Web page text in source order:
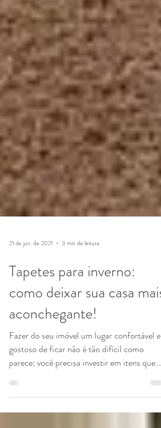
21 de jun. de 2021 3 min de leitura
Tapetes para inverno:
como deixar sua casa mais
aconchegante!
Fazer do seu imóvel um lugar confortável e
parece: você precisa investir em itens que